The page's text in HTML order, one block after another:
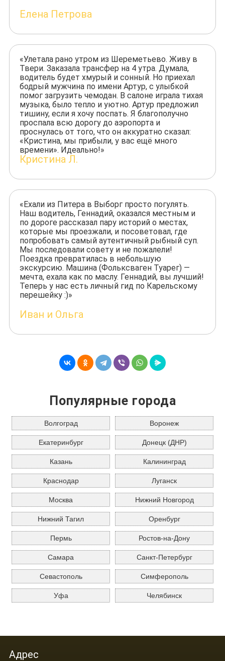
Елена Петрова
«Улетала рано утром из Шереметьево. Живу в
Твери. Заказала трансфер на 4 утра. Думала,
водитель будет хмурый и сонный. Но приехал
бодрый мужчина по имени Артур, с улыбкой
помог загрузить чемодан. В салоне играла тихая
музыка, было тепло и уютно. Артур предложил
тишину, если я хочу поспать. Я благополучно
проспала всю дорогу до аэропорта и
проснулась от того, что он аккуратно сказал:
«Кристина, мы прибыли, у вас ещё много
времени». Идеально!»
Кристина Л.
«Ехали из Питера в Выборг просто погулять.
Наш водитель, Геннадий, оказался местным и
по дороге рассказал пару историй о местах,
которые мы проезжали, и посоветовал, где
попробовать самый аутентичный рыбный суп.
Мы последовали совету и не пожалели!
Поездка превратилась в небольшую
экскурсию. Машина (Фольксваген Туарег) —
мечта, ехала как по маслу. Геннадий, вы лучший!
Теперь у нас есть личный гид по Карельскому
перешейку :)»
Иван и Ольга
Популярные города
Волгоград Воронеж
Екатеринбург Донецк (ДНР)
Казань Калининград
Краснодар Луганск
Москва Нижний Новгород
Нижний Тагил Оренбург
Пермь Ростов-на-Дону
Самара Санкт-Петербург
Севастополь Симферополь
Уфа Челябинск
Адрес